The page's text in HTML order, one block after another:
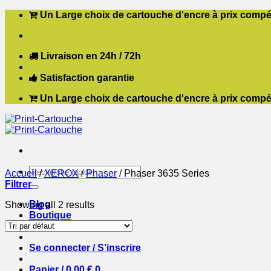
Passer
contenu
Un Large choix de cartouche d'encre à prix
Livraison en 24h / 72h
Satisfaction garantie
Un Large choix de cartouche d'encre à prix
Recherche
pour :
Blog
Boutique
Contact
Se connecter / S’inscrire
Accueil / XEROX / Phaser /Phaser 3635 Series
Filtrer
Showing all 2 results